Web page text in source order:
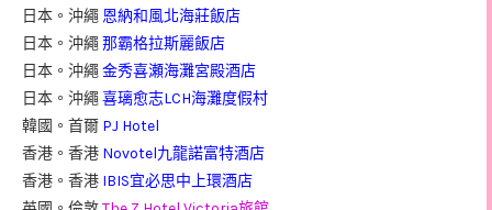
日本。沖繩 恩納和風北海莊飯店
日本。沖繩那霸格拉斯麗飯店
日本。沖繩金秀喜瀬海灘宮殿酒店
日本。沖繩喜璃愈志LCH海灘度假村
韓國。首爾 PJ Hotel
香港。香港 Novotel九龍諾富特酒店
香港。香港 IBIS宜必思中上環酒店